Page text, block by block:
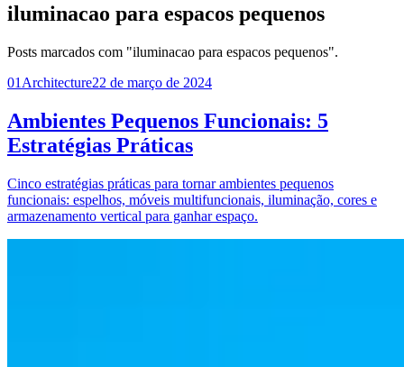
iluminacao para espacos pequenos
Posts marcados com "iluminacao para espacos pequenos".
01 Architecture22 de março de 2024
Ambientes Pequenos Funcionais: 5
Estratégias Práticas
Cinco estratégias práticas para tornar ambientes pequenos
funcionais: espelhos, móveis multifuncionais, iluminação, cores e
armazenamento vertical para ganhar espaço.